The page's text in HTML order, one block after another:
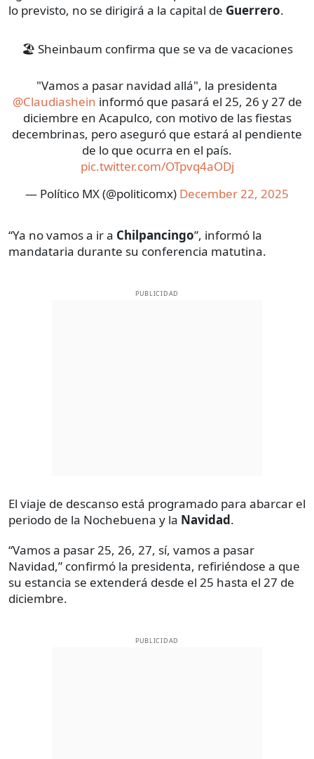
lo previsto, no se dirigirá a la capital de Guerrero.
🏖️ Sheinbaum confirma que se va de vacaciones
"Vamos a pasar navidad allá", la presidenta
@Claudiashein informó que pasará el 25, 26 y 27 de
diciembre en Acapulco, con motivo de las fiestas
decembrinas, pero aseguró que estará al pendiente
de lo que ocurra en el país.
pic.twitter.com/OTpvq4aODj
— Político MX (@politicomx) December 22, 2025
“Ya no vamos a ir a Chilpancingo”, informó la
mandataria durante su conferencia matutina.
PUBLICIDAD
El viaje de descanso está programado para abarcar el
periodo de la Nochebuena y la Navidad.
“Vamos a pasar 25, 26, 27, sí, vamos a pasar
Navidad,” confirmó la presidenta, refiriéndose a que
su estancia se extenderá desde el 25 hasta el 27 de
diciembre.
PUBLICIDAD